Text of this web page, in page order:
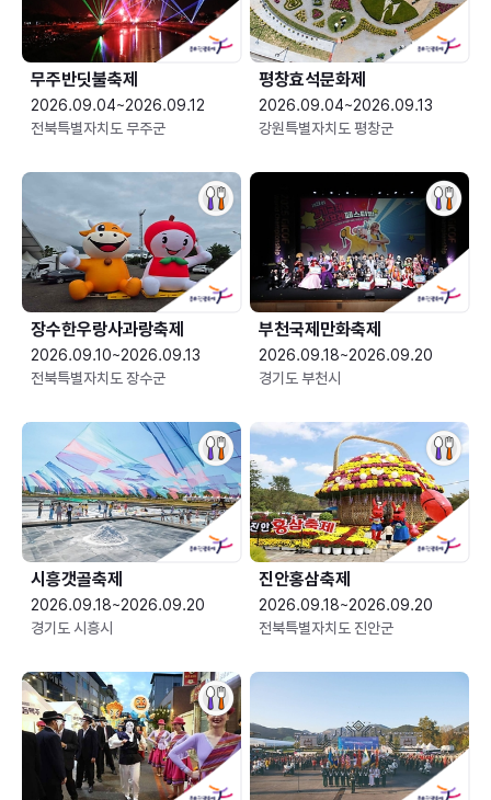
무주반딧불축제
2026.09.04~2026.09.12
전북특별자치도 무주군
평창효석문화제
2026.09.04~2026.09.13
강원특별자치도 평창군
장수한우랑사과랑축제
2026.09.10~2026.09.13
전북특별자치도 장수군
부천국제만화축제
2026.09.18~2026.09.20
경기도 부천시
시흥갯골축제
2026.09.18~2026.09.20
경기도 시흥시
진안홍삼축제
2026.09.18~2026.09.20
전북특별자치도 진안군